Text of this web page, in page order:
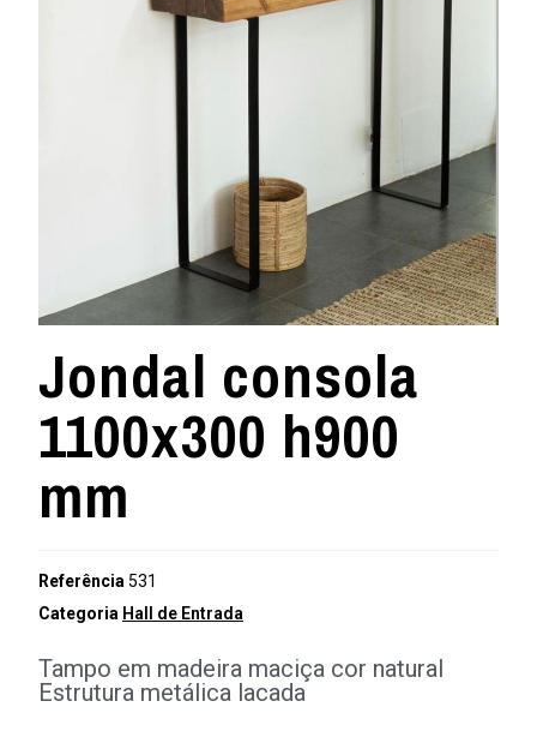
Jondal consola
1100x300 h900
mm
Referência 531
Categoria Hall de Entrada
Tampo em madeira maciça cor natural
Estrutura metálica lacada